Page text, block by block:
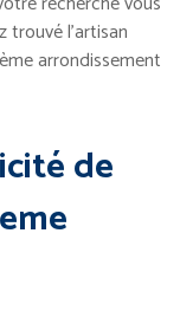
trouvé l’artisan
arrondissement
de